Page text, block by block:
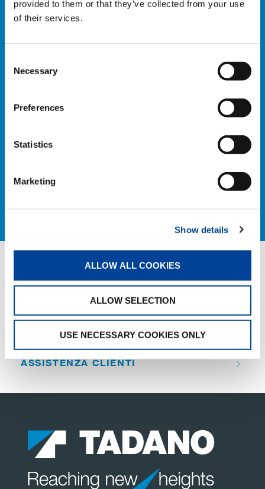
provided to them or that they’ve collected from your use
of their services.
Selection
Necessary
Preferences
Statistics
Marketing
Show details
ALLOW ALL COOKIES
ALLOW SELECTION
USE NECESSARY COOKIES ONLY
assistenza di Tadano fornisce un supporto a
QUICK LINKS
PANORAMICA DEI PRODOTTI
TROVA UN DISTRIBUTORE
MERCHANDISE SHOP
ASSISTENZA CLIENTI